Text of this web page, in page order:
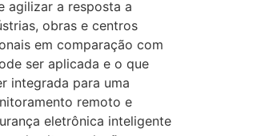
agilizar a resposta a
obras e centros
em comparação com
ser aplicada e o que
integrada para uma
remoto e
eletrônica inteligente